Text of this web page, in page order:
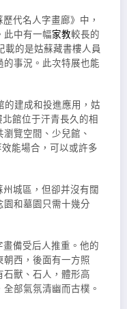
代名人字畫廊》中，
此中有一幅家教較長的
載的是姑蘇藏書樓人員
事況。此次特展也能
的建成和投進應用，姑
館位于汗青長久的相
覽空間、少兒館、
能場合，可以或許多
城區，但卻并沒有闊
和墓園只需十幾分
備受后人推重。他的
西，後面有一方照
獸、石人，體形高
部氣氛清幽而古樸。